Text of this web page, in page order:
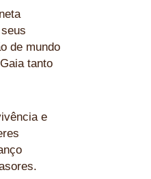
de mundo
tanto
e